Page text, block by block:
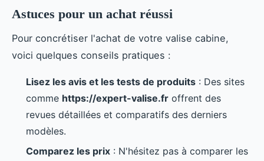
Astuces pour un achat réussi
Pour concrétiser l'achat de votre valise cabine,
voici quelques conseils pratiques :
Lisez les avis et les tests de produits : Des sites
comme https://expert-valise.fr offrent des
revues détaillées et comparatifs des derniers
modèles.
Comparez les prix : N'hésitez pas à comparer les